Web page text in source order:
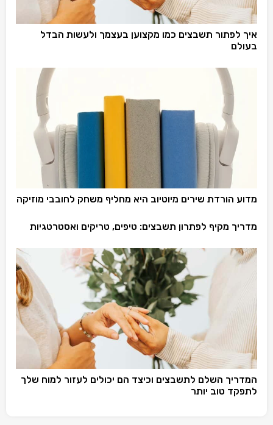
איך לפתור תשבצים כמו מקצוען בעצמך ולעשות הבדל
בעולם
מדוע הורדת שירים מיוטיוב היא מחליף משחק לחובבי מוזיקה
מדריך מקיף לפתרון תשבצים: טיפים, טריקים ואסטרטגיות
המדריך השלם לתשבצים וכיצד הם יכולים לעזור למוח שלך
לתפקד טוב יותר